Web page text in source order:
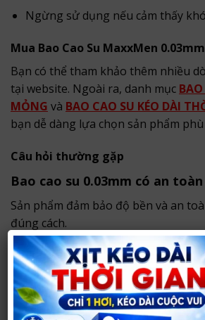
Ngừng sử dụng nếu cảm thấy
Mua Bao Cao Su MaxxMen
Bạn có thể tham khảo thêm nhiều
tại website. Ngoài ra, danh mục
MỎNG và BAO CAO SU KÉO DÀI
bạn dễ dàng lựa chọn sản phẩm
Câu hỏi thường gặp
Bao cao su 0.03mm có an
Sản phẩm đảm bảo độ bền và an
đúng cách.
Có giúp kéo dài thời gian
Có, sản phẩm hỗ trợ duy trì thời
hơn.